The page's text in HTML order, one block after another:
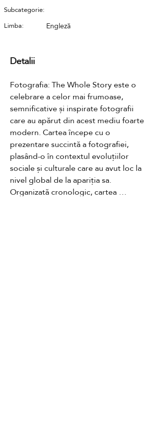
Subcategorie:
Limba:
Engleză
Detalii
Fotografia: The Whole Story este o
celebrare a celor mai frumoase,
semnificative și inspirate fotografii
care au apărut din acest mediu foarte
modern. Cartea începe cu o
prezentare succintă a fotografiei,
plasând-o în contextul evoluțiilor
sociale și culturale care au avut loc la
nivel global de la apariția sa.
Organizată cronologic, cartea